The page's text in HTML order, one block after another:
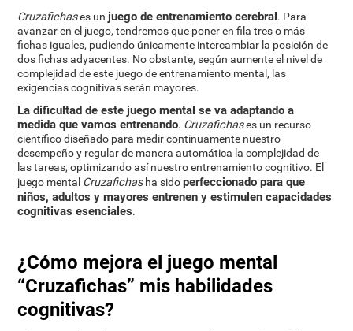
Cruzafichases unjuego de entrenamiento cerebral. Para
avanzar en el juego, tendremos que poner en fila tres o más
fichas iguales, pudiendo únicamente intercambiar la posición de
dos fichas adyacentes. No obstante, según aumente el nivel de
complejidad de este juego de entrenamiento mental, las
exigencias cognitivas serán mayores.
La dificultad de este juego mental se va adaptando a
medida que vamos entrenando. Cruzafichases un recurso
científico diseñado para medir continuamente nuestro
desempeño y regular de manera automática la complejidad de
las tareas, optimizando así nuestro entrenamiento cognitivo. El
juego mental Cruzafichasha sidoperfeccionado para que
niños, adultos y mayores entrenen y estimulen capacidades
cognitivas esenciales.
¿Cómo mejora el juego mental
“Cruzafichas” mis habilidades
cognitivas?